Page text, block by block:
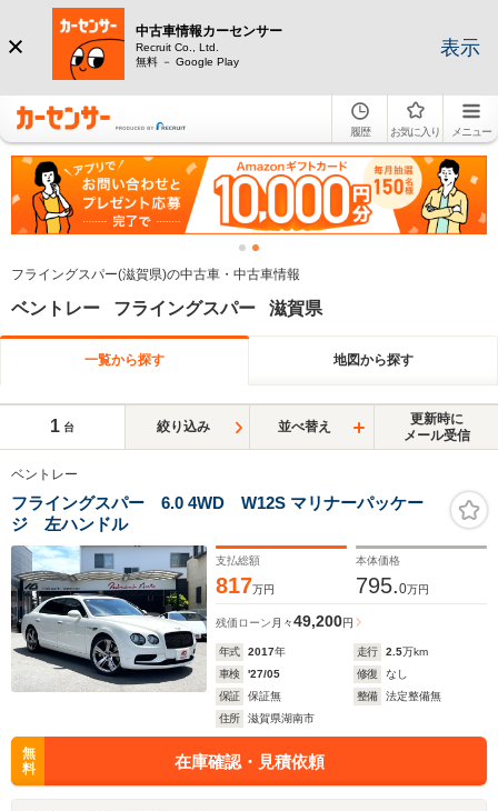
中古車情報カーセンサー
Recruit Co., Ltd.
無料 － Google Play
表示
履歴 お気に入り メニュー
フライングスパー(滋賀県)の中古車・中古車情報
ベントレー フライングスパー 滋賀県
一覧から探す 地図から探す
1 台 絞り込み 並べ替え
更新時に
メール受信
ベントレー
フライングスパー 6.0 4WD W12S マリナーパッケー
ジ 左ハンドル
支払総額
817万円
本体価格
795.0万円
残価ローン 月々49,200円
年式 2017年 走行 2.5万km
車検
'27/05 修復
なし
保証
保証無 整備
法定整備無
住所
滋賀県湖南市
無
料
在庫確認・見積依頼